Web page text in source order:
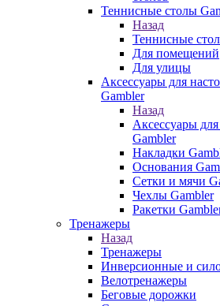
Теннисные столы
Назад
Теннисные
Для помещений
Для улицы
Аксессуары для
Gambler
Назад
Аксессуары
Gambler
Накладки
Основания
Сетки и мячи
Чехлы Gambler
Ракетки
Тренажеры
Назад
Тренажеры
Инверсионные и
Велотренажеры
Беговые дорожки